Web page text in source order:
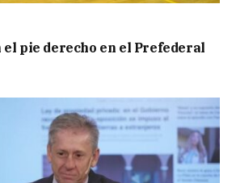
el pie derecho en el Prefederal